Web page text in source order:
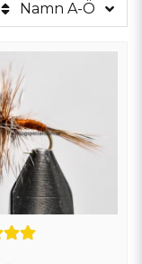
Harrflies
som vårmygg,
som Grayling
bundet med
bevegelsene til det
mulig.
være forsiktig med
grå er sjenert og
flua avgjørende. Dette
langsom og naturlig
bundet med ekstra
deres realisme og
Namn A-Ö